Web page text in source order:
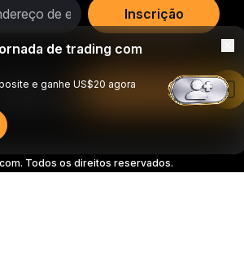
Inscrição
Todos os direitos reservados.
de trading com
e ganhe US$20 agora
Leia no app da Bybit